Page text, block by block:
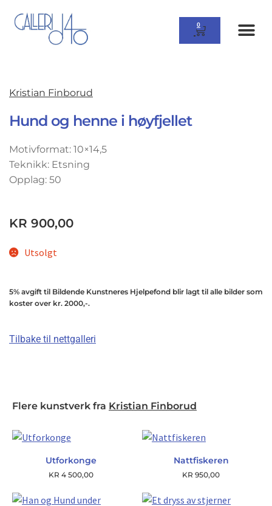
0
Kristian Finborud
Hund og henne i høyfjellet
Motivformat: 10×14,5
Teknikk: Etsning
Opplag: 50
KR 900,00
Utsolgt
5% avgift til Bildende Kunstneres Hjelpefond blir lagt til alle bilder som
koster over kr. 2000,-.
Tilbake til nettgalleri
Flere kunstverk fra Kristian Finborud
Utforkonge
KR 4 500,00
Nattfiskeren
KR 950,00